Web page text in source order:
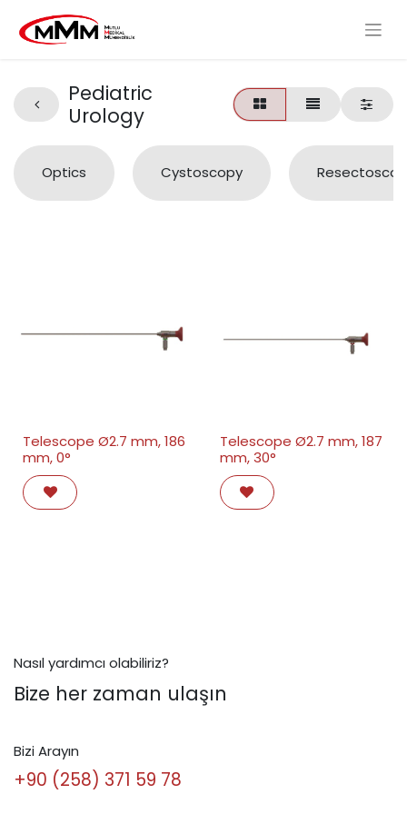
Pediatric
Urology
Optics Cystoscopy
Telescope Ø2.7 mm, 186
mm, 0°
Telescope Ø2.7 mm, 187
mm, 30°
Nasıl yardımcı olabiliriz?
Bize her zaman ulaşın
Bizi Arayın
+90 (258) 371 59 78